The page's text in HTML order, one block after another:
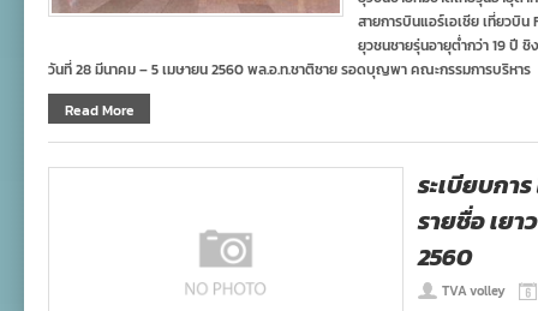
สายการบินแอร์เอเชีย เที่ยวบิน
ยุวชนชายรุ่นอายุต่ำกว่า 19 ปี ชิ
วันที่ 28 มีนาคม – 5 เมษายน 2560 พล.อ.ท.ชาติชาย รอดบุญพา คณะกรรมการบริหาร
Read More
ระเบียบกา
รายชื่อ เย
2560
TVA volley